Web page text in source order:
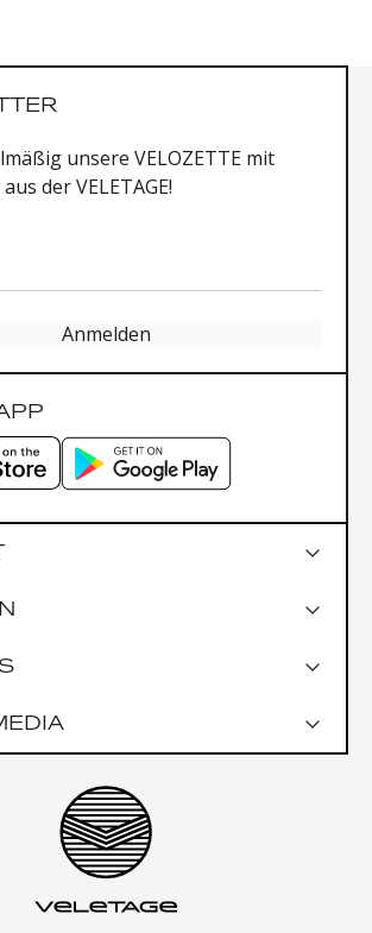
unsere VELOZETTE mit
der VELETAGE!
Anmelden
1